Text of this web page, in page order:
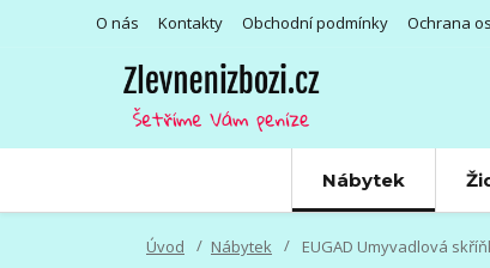
O nás Kontakty Obchodní podmínky Ochrana
Nábytek
Úvod Nábytek EUGAD Umyvadlová